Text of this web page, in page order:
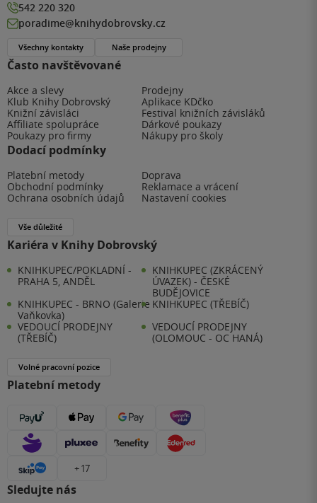
Často navštěvované
Akce a slevy
Prodejny
Klub Knihy Dobrovský
Aplikace KDčko
Knižní závisláci
Festival knižních závisláků
Affiliate spolupráce
Dárkové poukazy
Poukazy pro firmy
Nákupy pro školy
Dodací podmínky
Platební metody
Doprava
Obchodní podmínky
Reklamace a vrácení
Ochrana osobních údajů
Nastavení cookies
Vše důležité
Kariéra v Knihy Dobrovský
KNIHKUPEC/POKLADNÍ -
PRAHA 5, ANDĚL
KNIHKUPEC (ZKRÁCENÝ
ÚVAZEK) - ČESKÉ
BUDĚJOVICE
KNIHKUPEC - BRNO (Galerie
Vaňkovka)
KNIHKUPEC (TŘEBÍČ)
VEDOUCÍ PRODEJNY
(TŘEBÍČ)
VEDOUCÍ PRODEJNY
(OLOMOUC - OC HANÁ)
Volné pracovní pozice
Platební metody
+ 17
Sledujte nás
542 220 320
poradime@knihydobrovsky.cz
Všechny kontakty Naše prodejny